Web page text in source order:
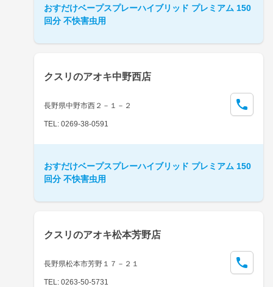
おすだけベープスプレーハイブリッド プレミアム 150
回分 不快害虫用
クスリのアオキ中野西店
長野県中野市西２－１－２
TEL: 0269-38-0591
おすだけベープスプレーハイブリッド プレミアム 150
回分 不快害虫用
クスリのアオキ松本芳野店
長野県松本市芳野１７－２１
TEL: 0263-50-5731